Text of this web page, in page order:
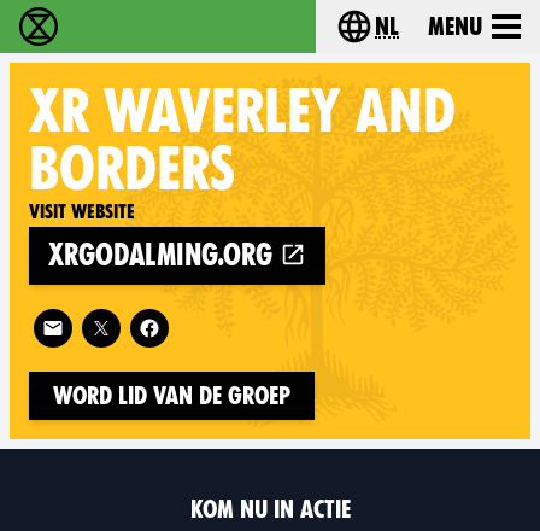
Extinction Rebellion - Home Choose your
nl Menu
XR WAVERLEY AND
BORDERS
Visit website
xrgodalming.org
Follow XR Waverley and Borders on
Word lid van de groep
KOM NU IN ACTIE